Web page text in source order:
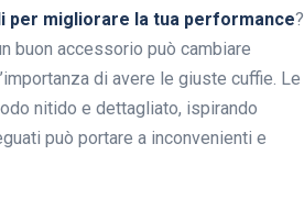
per migliorare la tua performance?
buon accessorio può cambiare
di avere le giuste cuffie. Le
nitido e dettagliato, ispirando
può portare a inconvenienti e